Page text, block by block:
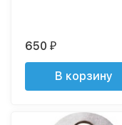
650₽
В корзину